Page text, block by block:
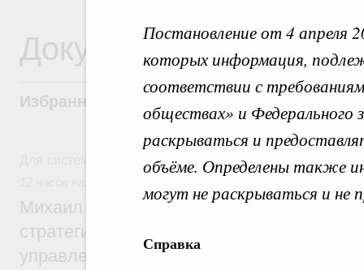
Постановление от 4 апреля
которых информация,
соответствии с
обществах» и
раскрываться и
объёме. Определены также
могут не раскрываться и не
Справка
Документы
Избранные документы со справками к
Для системного поиска перейдите в раздел "Поиск по
Михаил Мишустин дал поручения по
стратегической сессии о
управления научно-технологическим